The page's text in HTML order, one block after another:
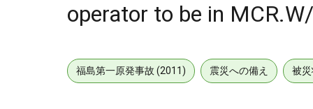
operator to be in
福島第一原発事故 (2011) 震災への備え 被災